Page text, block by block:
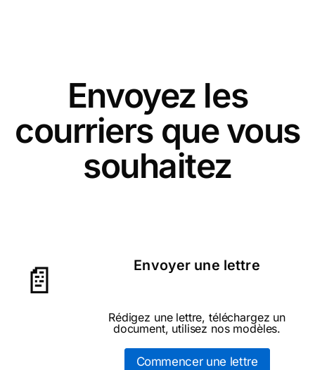
Envoyez les
courriers que vous
souhaitez
📄 Envoyer une lettre
Rédigez une lettre, téléchargez un
document, utilisez nos modèles.
Commencer une lettre